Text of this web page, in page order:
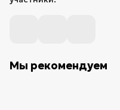
Мы рекомендуем